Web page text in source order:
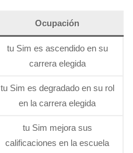
Ocupación
tu Sim es ascendido en su
carrera elegida
tu Sim es degradado en su rol
en la carrera elegida
tu Sim mejora sus
calificaciones en la escuela